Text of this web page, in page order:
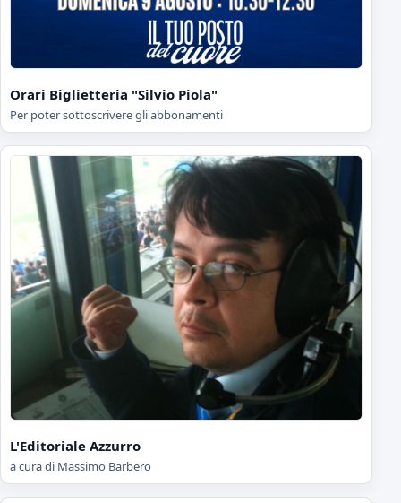
Orari Biglietteria "Silvio Piola"
Per poter sottoscrivere gli abbonamenti
L'Editoriale Azzurro
a cura di Massimo Barbero